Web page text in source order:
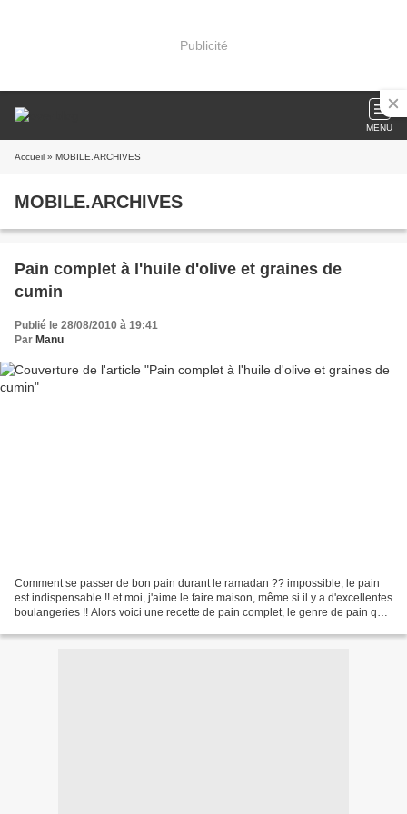
Publicité
MENU
Accueil » MOBILE.ARCHIVES
MOBILE.ARCHIVES
Pain complet à l'huile d'olive et graines de
cumin
Publié le 28/08/2010 à 19:41
Par Manu
Comment se passer de bon pain durant le ramadan ?? impossible, le pain
est indispensable !! et moi, j'aime le faire maison, même si il y a d'excellentes
boulangeries !! Alors voici une recette de pain complet, le genre de pain qui